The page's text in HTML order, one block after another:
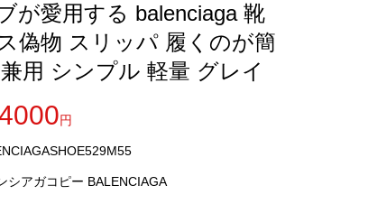
しなく。
が愛用する balenciaga 靴
偽物 スリッパ 履くのが簡
用 シンプル 軽量 グレイ
円
シアガコピー BALENCIAGA